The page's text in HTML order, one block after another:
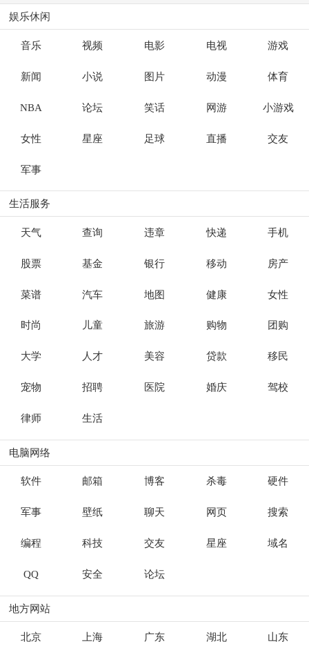
娱乐休闲
音乐 视频 电影 电视 游戏
新闻 小说 图片 动漫 体育
NBA 论坛 笑话 网游 小游戏
女性 星座 足球 直播 交友
军事
生活服务
天气 查询 违章 快递 手机
股票 基金 银行 移动 房产
菜谱 汽车 地图 健康 女性
时尚 儿童 旅游 购物 团购
大学 人才 美容 贷款 移民
宠物 招聘 医院 婚庆 驾校
律师 生活
电脑网络
软件 邮箱 博客 杀毒 硬件
军事 壁纸 聊天 网页 搜索
编程 科技 交友 星座 域名
QQ 安全 论坛
地方网站
北京 上海 广东 湖北 山东